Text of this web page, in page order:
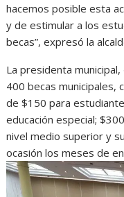
hacemos posible esta
y de estimular a los
becas”, expresó la
La presidenta
400 becas municipales,
de $150 para
educación especial;
nivel medio superior y
ocasión los meses de